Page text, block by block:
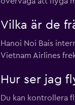
Vilka är de
Hanoi Noi Bais
Vietnam Airlines
Hur ser jag
Du kan kontrollera